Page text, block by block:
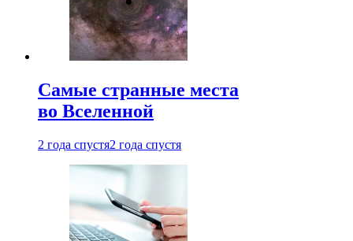
Самые странные места
во Вселенной
2 года спустя2 года спустя